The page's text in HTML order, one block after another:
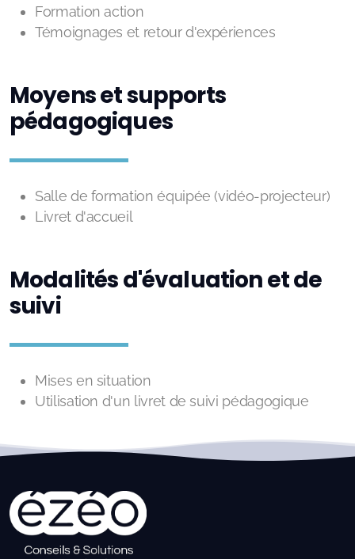
Formation action
Témoignages et retour d'expériences
Moyens et supports
pédagogiques
Salle de formation équipée (vidéo-projecteur)
Livret d'accueil
Modalités d'évaluation et de
suivi
Mises en situation
Utilisation d'un livret de suivi pédagogique